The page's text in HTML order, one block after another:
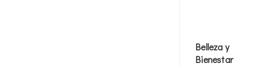
Belleza y
Bienestar